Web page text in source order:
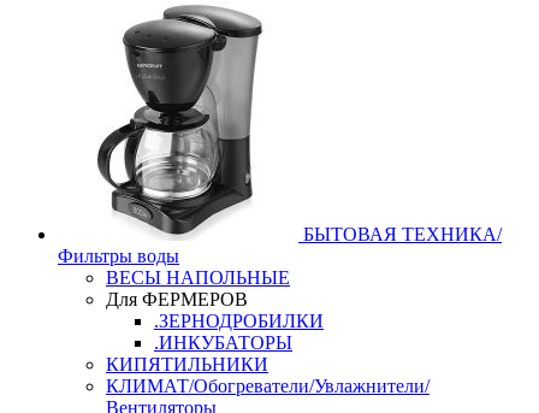
БЫТОВАЯ ТЕХНИКА/
Фильтры воды
ВЕСЫ НАПОЛЬНЫЕ
Для ФЕРМЕРОВ
.ЗЕРНОДРОБИЛКИ
.ИНКУБАТОРЫ
КИПЯТИЛЬНИКИ
КЛИМАТ/Обогреватели/Увлажнители/
Вентиляторы